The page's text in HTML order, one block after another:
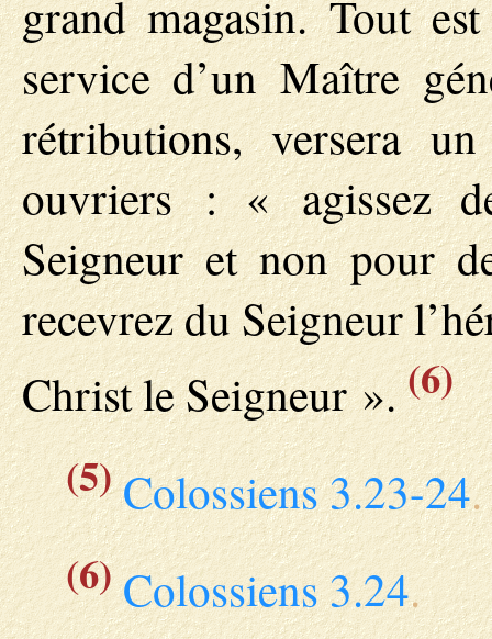
grand magasin. Tout
service d’un Maître
rétributions, versera
ouvriers : « agissez
Seigneur et non pour
recevrez du Seigneur
Christ le Seigneur ».(6)
(5)Colossiens 3.23-24.
(6)Colossiens 3.24.